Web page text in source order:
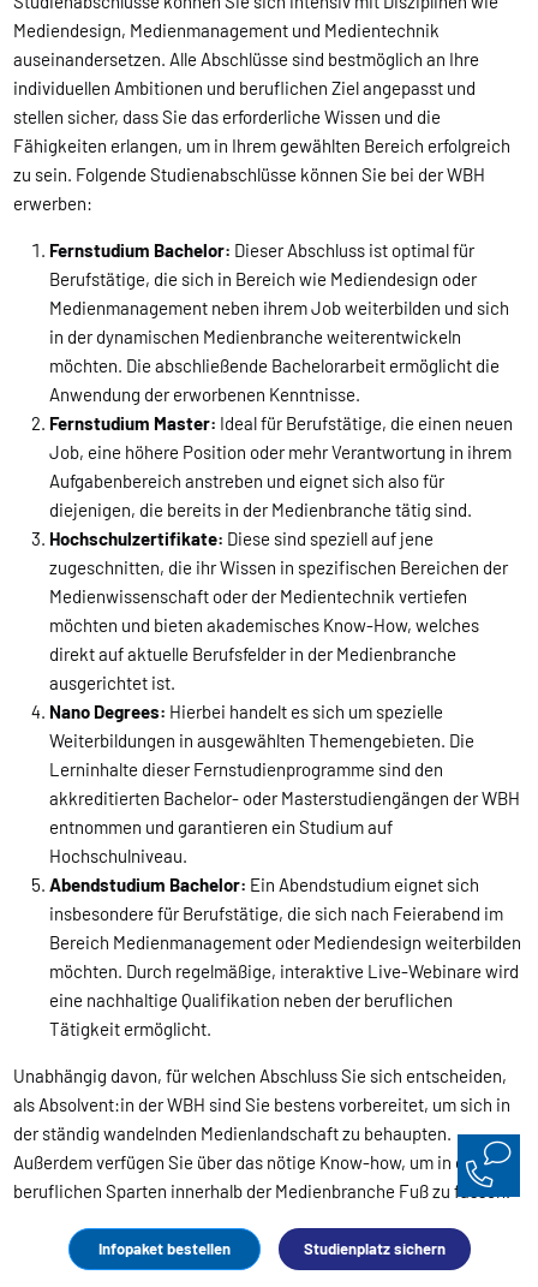
Infopaket bestellen Studienplatz sichern
Mediendesign, Medienmanagement und Medientechnik
auseinandersetzen. Alle Abschlüsse sind bestmöglich an Ihre
individuellen Ambitionen und beruflichen Ziel angepasst und
stellen sicher, dass Sie das erforderliche Wissen und die
Fähigkeiten erlangen, um in Ihrem gewählten Bereich erfolgreich
zu sein. Folgende Studienabschlüsse können Sie bei der WBH
erwerben:
Fernstudium Bachelor: Dieser Abschluss ist optimal für
Berufstätige, die sich in Bereich wie Mediendesign oder
Medienmanagement neben ihrem Job weiterbilden und sich
in der dynamischen Medienbranche weiterentwickeln
möchten. Die abschließende Bachelorarbeit ermöglicht die
Anwendung der erworbenen Kenntnisse.
Fernstudium Master: Ideal für Berufstätige, die einen neuen
Job, eine höhere Position oder mehr Verantwortung in ihrem
Aufgabenbereich anstreben und eignet sich also für
diejenigen, die bereits in der Medienbranche tätig sind.
Hochschulzertifikate: Diese sind speziell auf jene
zugeschnitten, die ihr Wissen in spezifischen Bereichen der
Medienwissenschaft oder der Medientechnik vertiefen
möchten und bieten akademisches Know-How, welches
direkt auf aktuelle Berufsfelder in der Medienbranche
ausgerichtet ist.
Nano Degrees: Hierbei handelt es sich um spezielle
Weiterbildungen in ausgewählten Themengebieten. Die
Lerninhalte dieser Fernstudienprogramme sind den
akkreditierten Bachelor- oder Masterstudiengängen der WBH
entnommen und garantieren ein Studium auf
Hochschulniveau.
Abendstudium Bachelor: Ein Abendstudium eignet sich
insbesondere für Berufstätige, die sich nach Feierabend im
Bereich Medienmanagement oder Mediendesign weiterbilden
möchten. Durch regelmäßige, interaktive Live-Webinare wird
eine nachhaltige Qualifikation neben der beruflichen
Tätigkeit ermöglicht.
Unabhängig davon, für welchen Abschluss Sie sich entscheiden,
als Absolvent:in der WBH sind Sie bestens vorbereitet, um sich in
der ständig wandelnden Medienlandschaft zu behaupten.
Außerdem verfügen Sie über das nötige Know-how, um in diversen
beruflichen Sparten innerhalb der Medienbranche Fuß zu fassen.
und Abschlusses mit ausgiebigen Beratungs- und
Informationsangeboten, um sicherzustellen, dass Sie das